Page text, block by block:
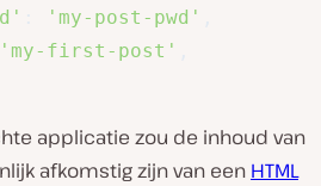
'my-post-pwd'
'my-first-post'
applicatie zou de inhoud van
afkomstig zijn van een HTML